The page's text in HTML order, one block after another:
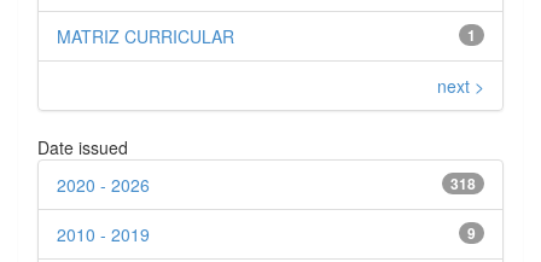
1
MATRIZ CURRICULAR
next >
Date issued
318
2020 - 2026
9
2010 - 2019